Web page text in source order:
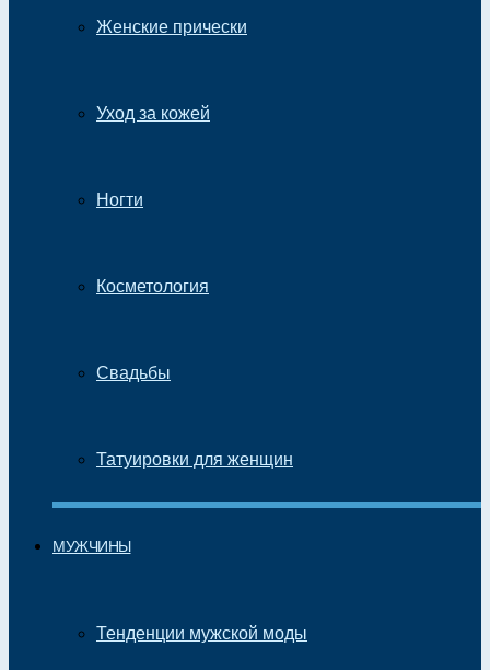
Женские прически
Уход за кожей
Ногти
Косметология
Свадьбы
Татуировки для женщин
МУЖЧИНЫ
Тенденции мужской моды